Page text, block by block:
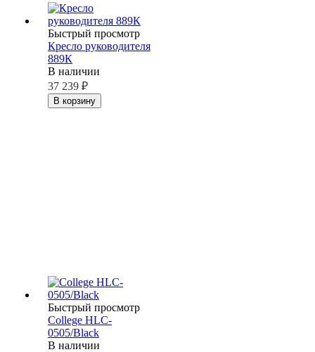
Быстрый просмотр
Кресло руководителя
889К
В наличии
37 239 ₽
В корзину
Быстрый просмотр
College HLC-
0505/Black
В наличии